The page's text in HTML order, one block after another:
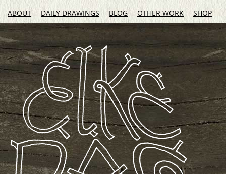
ABOUT DAILY DRAWINGS BLOG OTHER WORK SHOP